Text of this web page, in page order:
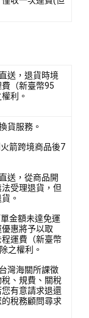
送，退貨時境
（新臺幣95
利。
貨服務。
箭跨境商品後7
送，從商品開
受理退貨，但
。
金額未達免運
惠將予以取
運費（新臺幣
之權利。
灣海關所課徵
、規費、關稅
有意請求退還
稅務顧問尋求